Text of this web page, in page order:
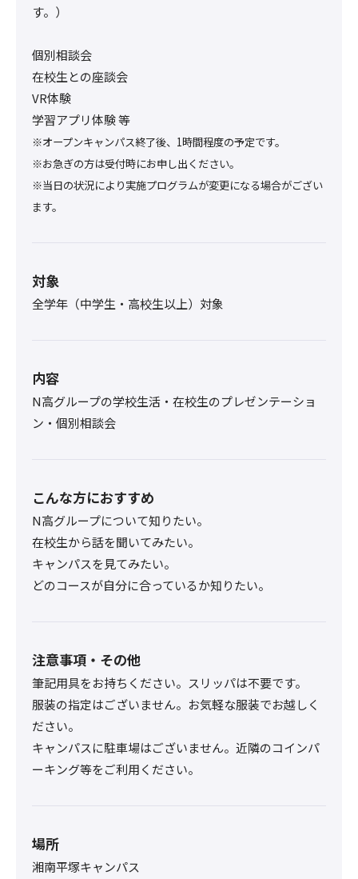
す。）
個別相談会
在校生との座談会
VR体験
学習アプリ体験 等
※オープンキャンパス終了後、1時間程度の予定です。
※お急ぎの方は受付時にお申し出ください。
※当日の状況により実施プログラムが変更になる場合がござい
ます。
対象
全学年（中学生・高校生以上）対象
内容
N高グループの学校生活・在校生のプレゼンテーショ
ン・個別相談会
こんな方におすすめ
N高グループについて知りたい。
在校生から話を聞いてみたい。
キャンパスを見てみたい。
どのコースが自分に合っているか知りたい。
注意事項・その他
筆記用具をお持ちください。スリッパは不要です。
服装の指定はございません。お気軽な服装でお越しく
ださい。
キャンパスに駐車場はございません。近隣のコインパ
ーキング等をご利用ください。
場所
湘南平塚キャンパス